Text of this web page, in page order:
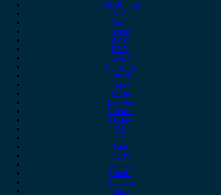
Alfa Romeo
Audi
Austin
Acura
BMW
BYD
Chery
Chevrolet
Citroen
Cupra
Dacia
Daewoo
Daihatsu
Dodge
DS
Fiat
Ford
Geely
Gonow
Honda
Hyundai
Isuzu